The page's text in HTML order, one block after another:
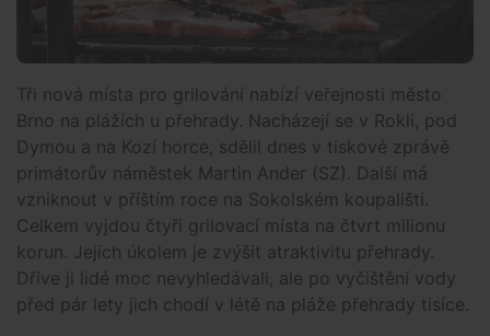
Tři nová místa pro grilování nabízí veřejnosti město
Brno na plážích u přehrady. Nacházejí se v Rokli, pod
Dymou a na Kozí horce, sdělil dnes v tiskové zprávě
primátorův náměstek Martin Ander (SZ). Další má
vzniknout v příštím roce na Sokolském koupališti.
Celkem vyjdou čtyři grilovací místa na čtvrt milionu
korun. Jejich úkolem je zvýšit atraktivitu přehrady.
Dříve ji lidé moc nevyhledávali, ale po vyčištění vody
před pár lety jich chodí v létě na pláže přehrady tisíce.